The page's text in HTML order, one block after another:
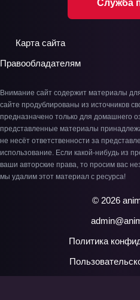
Служба
Карта сайта
Правообладателям
Внимание сайт содержит материалы
сайте продублированы из источников
предназначено только для домашнего
представленные материалы
не несёт ответственности за
использование. Если какой-нибудь из
ваши авторские права, то просим вас
мы удалим этот материал с ресурса!
© 2026
Политика